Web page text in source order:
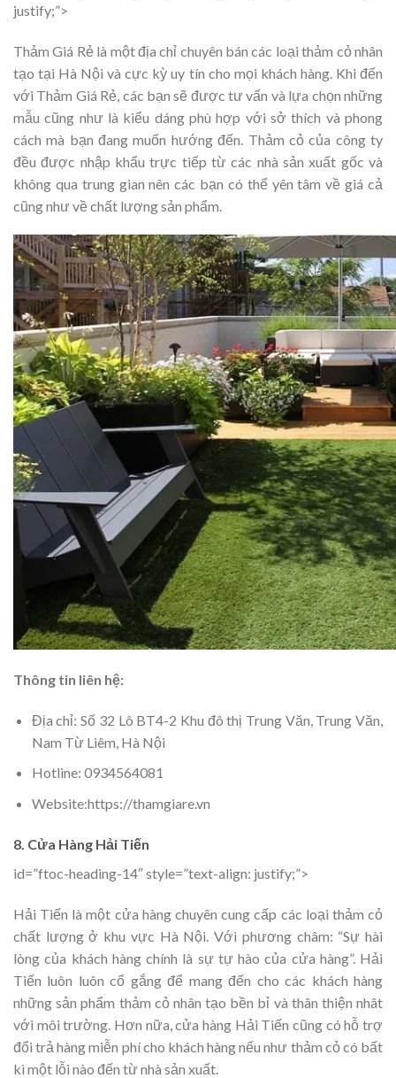
justify;”>
Thảm Giá Rẻ là một địa chỉ chuyên bán các loại thảm cỏ nhân
tạo tại Hà Nội và cực kỳ uy tín cho mọi khách hàng. Khi đến
với Thảm Giá Rẻ, các bạn sẽ được tư vấn và lựa chọn những
mẫu cũng như là kiểu dáng phù hợp với sở thích và phong
cách mà bạn đang muốn hướng đến. Thảm cỏ của công ty
đều được nhập khẩu trực tiếp từ các nhà sản xuất gốc và
không qua trung gian nên các bạn có thể yên tâm về giá cả
cũng như về chất lượng sản phẩm.
Thông tin liên hệ:
Địa chỉ: Số 32 Lô BT4-2 Khu đô thị Trung Văn, Trung Văn,
Nam Từ Liêm, Hà Nội
Hotline: 0934564081
Website:https://thamgiare.vn
8. Cửa Hàng Hải Tiến
id=”ftoc-heading-14″ style=”text-align: justify;”>
Hải Tiến là một cửa hàng chuyên cung cấp các loại thảm cỏ
chất lượng ở khu vực Hà Nội. Với phương châm: “Sự hài
lòng của khách hàng chính là sự tự hào của cửa hàng”. Hải
Tiến luôn luôn cố gắng để mang đến cho các khách hàng
những sản phẩm thảm cỏ nhân tạo bền bỉ và thân thiện nhât
với môi trường. Hơn nữa, cửa hàng Hải Tiến cũng có hỗ trợ
đổi trả hàng miễn phí cho khách hàng nếu như thảm cỏ có bất
kì một lỗi nào đến từ nhà sản xuất.